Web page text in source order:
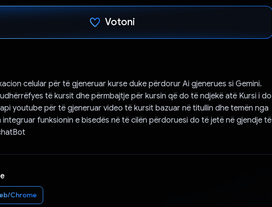
Votoni
celular për të gjeneruar kurse duke përdorur Ai gjenerues si Gemini.
të kursit dhe përmbajtje për kursin që do të ndjekë atë Kursi i do
youtube për të gjeneruar video të kursit bazuar në titullin dhe temën nga
integruar funksionin e bisedës në të cilën përdoruesi do të jetë në gjendje të
Chrome